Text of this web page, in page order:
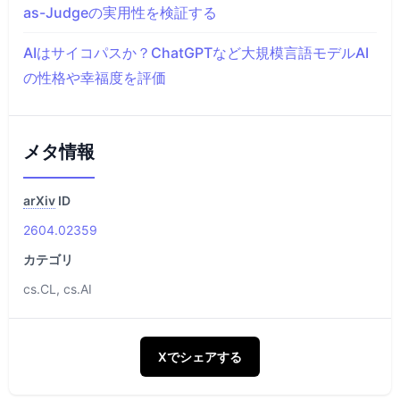
as-Judgeの実用性を検証する
AIはサイコパスか？ChatGPTなど大規模言語モデルAI
の性格や幸福度を評価
メタ情報
arXiv ID
2604.02359
カテゴリ
cs.CL, cs.AI
Xでシェアする